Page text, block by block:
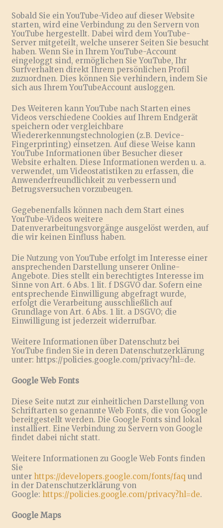
Sobald Sie ein YouTube-Video auf dieser Website
starten, wird eine Verbindung zu den Servern von
YouTube hergestellt. Dabei wird dem YouTube-
Server mitgeteilt, welche unserer Seiten Sie besucht
haben. Wenn Sie in Ihrem YouTube-Account
eingeloggt sind, ermöglichen Sie YouTube, Ihr
Surfverhalten direkt Ihrem persönlichen Profil
zuzuordnen. Dies können Sie verhindern, indem Sie
sich aus Ihrem YouTubeAccount ausloggen.
Des Weiteren kann YouTube nach Starten eines
Videos verschiedene Cookies auf Ihrem Endgerät
speichern oder vergleichbare
Wiedererkennungstechnologien (z.B. Device-
Fingerprinting) einsetzen. Auf diese Weise kann
YouTube Informationen über Besucher dieser
Website erhalten. Diese Informationen werden u. a.
verwendet, um Videostatistiken zu erfassen, die
Anwenderfreundlichkeit zu verbessern und
Betrugsversuchen vorzubeugen.
Gegebenenfalls können nach dem Start eines
YouTube-Videos weitere
Datenverarbeitungsvorgänge ausgelöst werden, auf
die wir keinen Einfluss haben.
Die Nutzung von YouTube erfolgt im Interesse einer
ansprechenden Darstellung unserer Online-
Angebote. Dies stellt ein berechtigtes Interesse im
Sinne von Art. 6 Abs. 1 lit. f DSGVO dar. Sofern eine
entsprechende Einwilligung abgefragt wurde,
erfolgt die Verarbeitung ausschließlich auf
Grundlage von Art. 6 Abs. 1 lit. a DSGVO; die
Einwilligung ist jederzeit widerrufbar.
Weitere Informationen über Datenschutz bei
YouTube finden Sie in deren Datenschutzerklärung
unter: https://policies.google.com/privacy?hl=de.
Google Web Fonts
Diese Seite nutzt zur einheitlichen Darstellung von
Schriftarten so genannte Web Fonts, die von Google
bereitgestellt werden. Die Google Fonts sind lokal
installiert. Eine Verbindung zu Servern von Google
findet dabei nicht statt.
Weitere Informationen zu Google Web Fonts finden
Sie
unterhttps://developers.google.com/fonts/faq und
in der Datenschutzerklärung von
Google:https://policies.google.com/privacy?hl=de.
Google Maps